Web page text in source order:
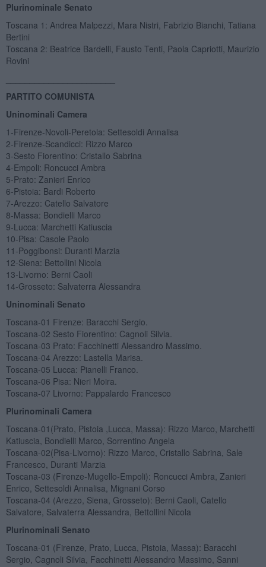
Plurinominale Senato
Toscana 1: Andrea Malpezzi, Mara Nistri, Fabrizio Bianchi, Tatiana
Bertini
Toscana 2: Beatrice Bardelli, Fausto Tenti, Paola Capriotti, Maurizio
Rovini
PARTITO COMUNISTA
Uninominali Camera
1-Firenze-Novoli-Peretola: Settesoldi Annalisa
2-Firenze-Scandicci: Rizzo Marco
3-Sesto Fiorentino: Cristallo Sabrina
4-Empoli: Roncucci Ambra
5-Prato: Zanieri Enrico
6-Pistoia: Bardi Roberto
7-Arezzo: Catello Salvatore
8-Massa: Bondielli Marco
9-Lucca: Marchetti Katiuscia
10-Pisa: Casole Paolo
11-Poggibonsi: Duranti Marzia
12-Siena: Bettollini Nicola
13-Livorno: Berni Caoli
14-Grosseto: Salvaterra Alessandra
Uninominali Senato
Toscana-01 Firenze: Baracchi Sergio.
Toscana-02 Sesto Fiorentino: Cagnoli Silvia.
Toscana-03 Prato: Facchinetti Alessandro Massimo.
Toscana-04 Arezzo: Lastella Marisa.
Toscana-05 Lucca: Pianelli Franco.
Toscana-06 Pisa: Nieri Moira.
Toscana-07 Livorno: Pappalardo Francesco
Plurinominali Camera
Toscana-01(Prato, Pistoia ,Lucca, Massa): Rizzo Marco, Marchetti
Katiuscia, Bondielli Marco, Sorrentino Angela
Toscana-02(Pisa-Livorno): Rizzo Marco, Cristallo Sabrina, Sale
Francesco, Duranti Marzia
Toscana-03 (Firenze-Mugello-Empoli): Roncucci Ambra, Zanieri
Enrico, Settesoldi Annalisa, Mignani Corso
Toscana-04 (Arezzo, Siena, Grosseto): Berni Caoli, Catello
Salvatore, Salvaterra Alessandra, Bettollini Nicola
Plurinominali Senato
Toscana-01 (Firenze, Prato, Lucca, Pistoia, Massa): Baracchi
Sergio, Cagnoli Silvia, Facchinetti Alessandro Massimo, Sanni